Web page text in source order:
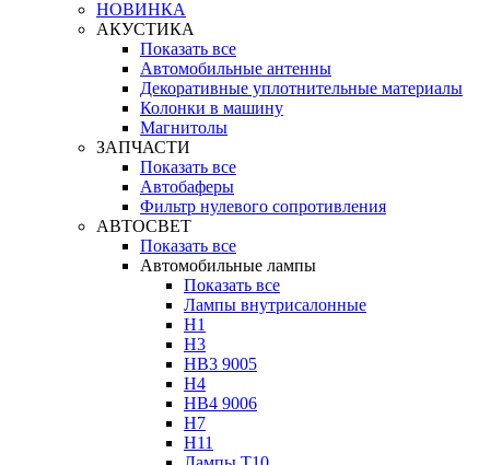
НОВИНКА
АКУСТИКА
Показать все
Автомобильные антенны
Декоративные уплотнительные материалы
Колонки в машину
Магнитолы
ЗАПЧАСТИ
Показать все
Автобаферы
Фильтр нулевого сопротивления
АВТОСВЕТ
Показать все
Автомобильные лампы
Показать все
Лампы внутрисалонные
H1
H3
HB3 9005
H4
HB4 9006
H7
H11